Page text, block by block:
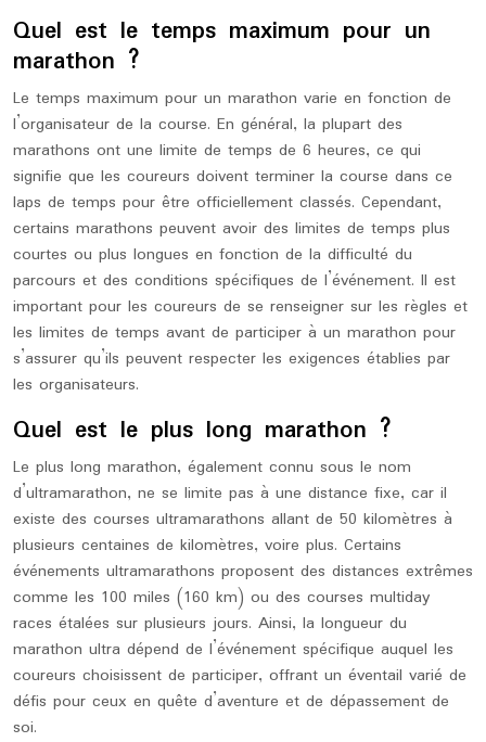
Quel est le temps maximum pour un
marathon ?
Le temps maximum pour un marathon varie en fonction de
l’organisateur de la course. En général, la plupart des
marathons ont une limite de temps de 6 heures, ce qui
signifie que les coureurs doivent terminer la course dans ce
laps de temps pour être officiellement classés. Cependant,
certains marathons peuvent avoir des limites de temps plus
courtes ou plus longues en fonction de la difficulté du
parcours et des conditions spécifiques de l’événement. Il est
important pour les coureurs de se renseigner sur les règles et
les limites de temps avant de participer à un marathon pour
s’assurer qu’ils peuvent respecter les exigences établies par
les organisateurs.
Quel est le plus long marathon ?
Le plus long marathon, également connu sous le nom
d’ultramarathon, ne se limite pas à une distance fixe, car il
existe des courses ultramarathons allant de 50 kilomètres à
plusieurs centaines de kilomètres, voire plus. Certains
événements ultramarathons proposent des distances extrêmes
comme les 100 miles (160 km) ou des courses multiday
races étalées sur plusieurs jours. Ainsi, la longueur du
marathon ultra dépend de l’événement spécifique auquel les
coureurs choisissent de participer, offrant un éventail varié de
défis pour ceux en quête d’aventure et de dépassement de
soi.